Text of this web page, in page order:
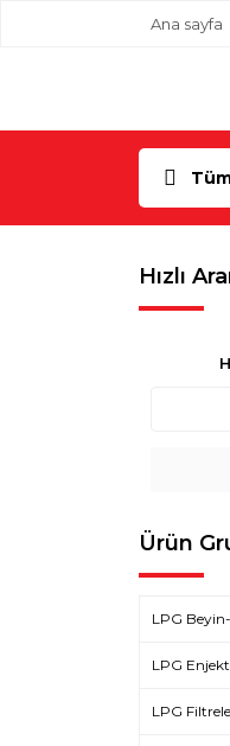
Ana sayfa
Hızlı
Ürün
LPG
LPG
LPG